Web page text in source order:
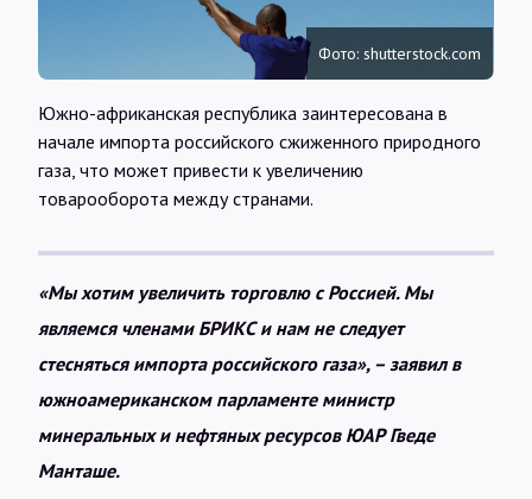
Карты
О нас
@Infotek_Russia
Фото: shutterstock.com
Южно-африканская республика заинтересована в
начале импорта российского сжиженного природного
газа, что может привести к увеличению
товарооборота между странами.
«Мы хотим увеличить торговлю с Россией. Мы
являемся членами БРИКС и нам не следует
стесняться импорта российского газа», – заявил в
южноамериканском парламенте министр
минеральных и нефтяных ресурсов ЮАР Гведе
Манташе.